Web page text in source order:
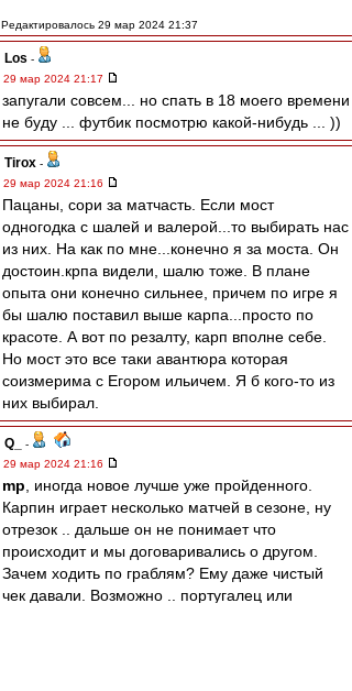
Редактировалось 29 мар 2024 21:37
Los -
29 мар 2024 21:17
запугали совсем... но спать в 18 моего времени
не буду ... футбик посмотрю какой-нибудь ... ))
Tirox -
29 мар 2024 21:16
Пацаны, сори за матчасть. Если мост
одногодка с шалей и валерой...то выбирать нас
из них. На как по мне...конечно я за моста. Он
достоин.крпа видели, шалю тоже. В плане
опыта они конечно сильнее, причем по игре я
бы шалю поставил выше карпа...просто по
красоте. А вот по резалту, карп вполне себе.
Но мост это все таки авантюра которая
соизмерима с Егором ильичем. Я б кого-то из
них выбирал.
Q_
-
29 мар 2024 21:16
mp , иногда новое лучше уже пройденного.
Карпин играет несколько матчей в сезоне, ну
отрезок .. дальше он не понимает что
происходит и мы договаривались о другом.
Зачем ходить по граблям? Ему даже чистый
чек давали. Возможно .. португалец или